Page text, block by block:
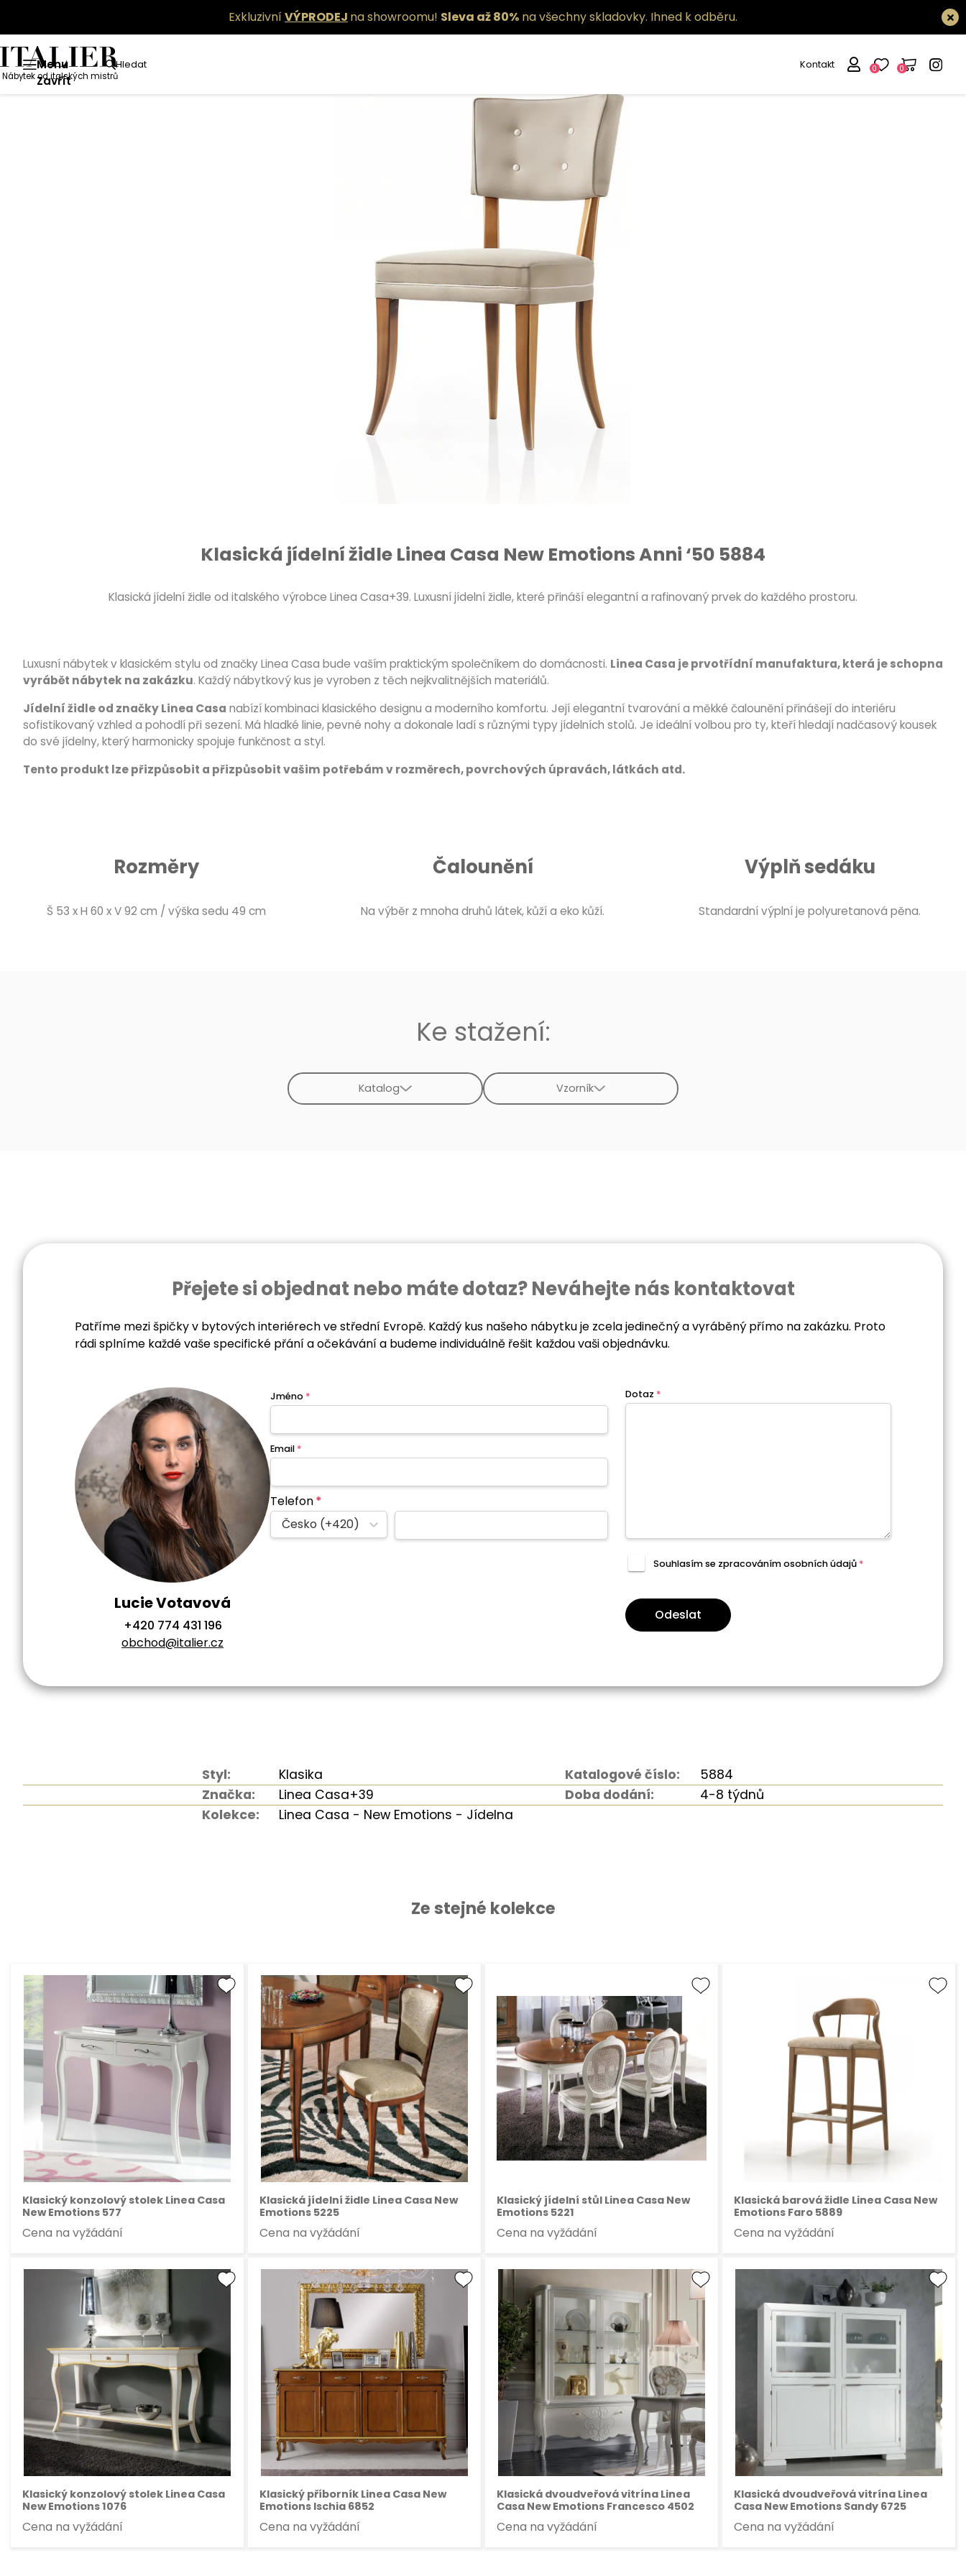
ExkluzivníVÝPRODEJ na showroomu! Sleva až 80% na všechny skladovky. Ihned k odběru.
Menu
Zavřít
Hledat
Nábytek od italských mistrů
Kontakt 0 0
Klasická jídelní židle Linea Casa New Emotions Anni ‘50 5884
Klasická jídelní židle od italského výrobce Linea Casa+39. Luxusní jídelní židle, které přináší elegantní a rafinovaný prvek do každého prostoru.
Luxusní nábytek v klasickém stylu od značky Linea Casa bude vaším praktickým společníkem do domácnosti. Linea Casa je prvotřídní manufaktura, která je schopna
vyrábět nábytek na zakázku. Každý nábytkový kus je vyroben z těch nejkvalitnějších materiálů.
Jídelní židle od značky Linea Casa nabízí kombinaci klasického designu a moderního komfortu. Její elegantní tvarování a měkké čalounění přinášejí do interiéru
sofistikovaný vzhled a pohodlí při sezení. Má hladké linie, pevné nohy a dokonale ladí s různými typy jídelních stolů. Je ideální volbou pro ty, kteří hledají nadčasový kousek
do své jídelny, který harmonicky spojuje funkčnost a styl.
Tento produkt lze přizpůsobit a přizpůsobit vašim potřebám v rozměrech, povrchových úpravách, látkách atd.
Rozměry
Š 53 x H 60 x V 92 cm / výška sedu 49 cm
Čalounění
Na výběr z mnoha druhů látek, kůží a eko kůží.
Výplň sedáku
Standardní výplní je polyuretanová pěna.
Ke stažení:
Katalog Vzorník
Přejete si objednat nebo máte dotaz? Neváhejte nás kontaktovat
Patříme mezi špičky v bytových interiérech ve střední Evropě. Každý kus našeho nábytku je zcela jedinečný a vyráběný přímo na zakázku. Proto
rádi splníme každé vaše specifické přání a očekávání a budeme individuálně řešit každou vaši objednávku.
Lucie Votavová
+420 774 431 196
obchod@italier.cz
Jméno *
Email *
Telefon*
Česko (+420)
Dotaz *
Souhlasím se zpracovánímosobních údajů *
Odeslat
Styl: Klasika Katalogové číslo:
5884
Značka:
Linea Casa+39 Doba dodání:
4-8 týdnů
Kolekce:
Linea Casa - New Emotions - Jídelna
Ze stejné kolekce
Klasický konzolový stolek Linea Casa
New Emotions 577
Cena na vyžádání
Klasická jídelní židle Linea Casa New
Emotions 5225
Cena na vyžádání
Klasický jídelní stůl Linea Casa New
Emotions 5221
Cena na vyžádání
Klasická barová židle Linea Casa New
Emotions Faro 5889
Cena na vyžádání
Klasický konzolový stolek Linea Casa
New Emotions 1076
Cena na vyžádání
Klasický příborník Linea Casa New
Emotions Ischia 6852
Cena na vyžádání
Klasická dvoudveřová vitrína Linea
Casa New Emotions Francesco 4502
Cena na vyžádání
Klasická dvoudveřová vitrína Linea
Casa New Emotions Sandy 6725
Cena na vyžádání